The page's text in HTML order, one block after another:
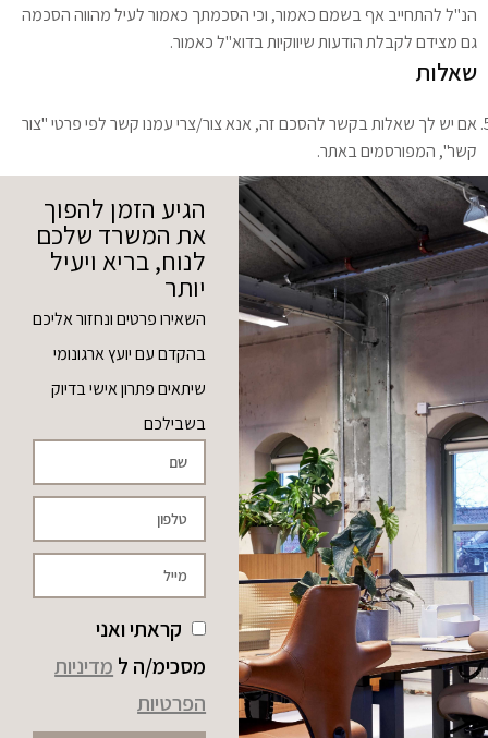
הנ"ל להתחייב אף בשמם כאמור, וכי הסכמתך כאמור לעיל מהווה הסכמה
גם מצידם לקבלת הודעות שיווקיות בדוא"ל כאמור.
שאלות
אם יש לך שאלות בקשר להסכם זה, אנא צור/צרי עמנו קשר לפי פרטי "צור
קשר", המפורסמים באתר.
הגיע הזמן להפוך
את המשרד שלכם
לנוח, בריא ויעיל
יותר
השאירו פרטים ונחזור אליכם
בהקדם עם יועץ ארגונומי
שיתאים פתרון אישי בדיוק
בשבילכם
קראתי ואני
מסכימ/ה ל מדיניות
הפרטיות